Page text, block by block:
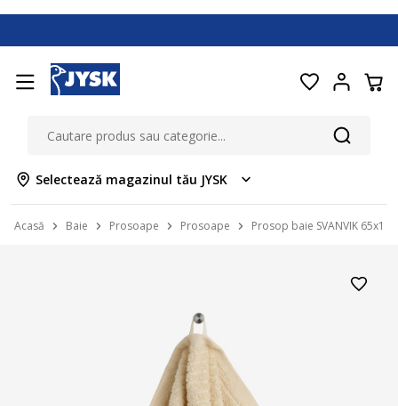
Selectează magazinul tău JYSK
Acasă Baie Prosoape Prosoape Prosop baie SVANVIK